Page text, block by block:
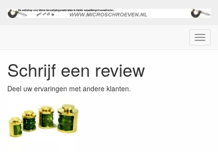
Menu
Schrijf een review
Deel uw ervaringen met andere klanten.